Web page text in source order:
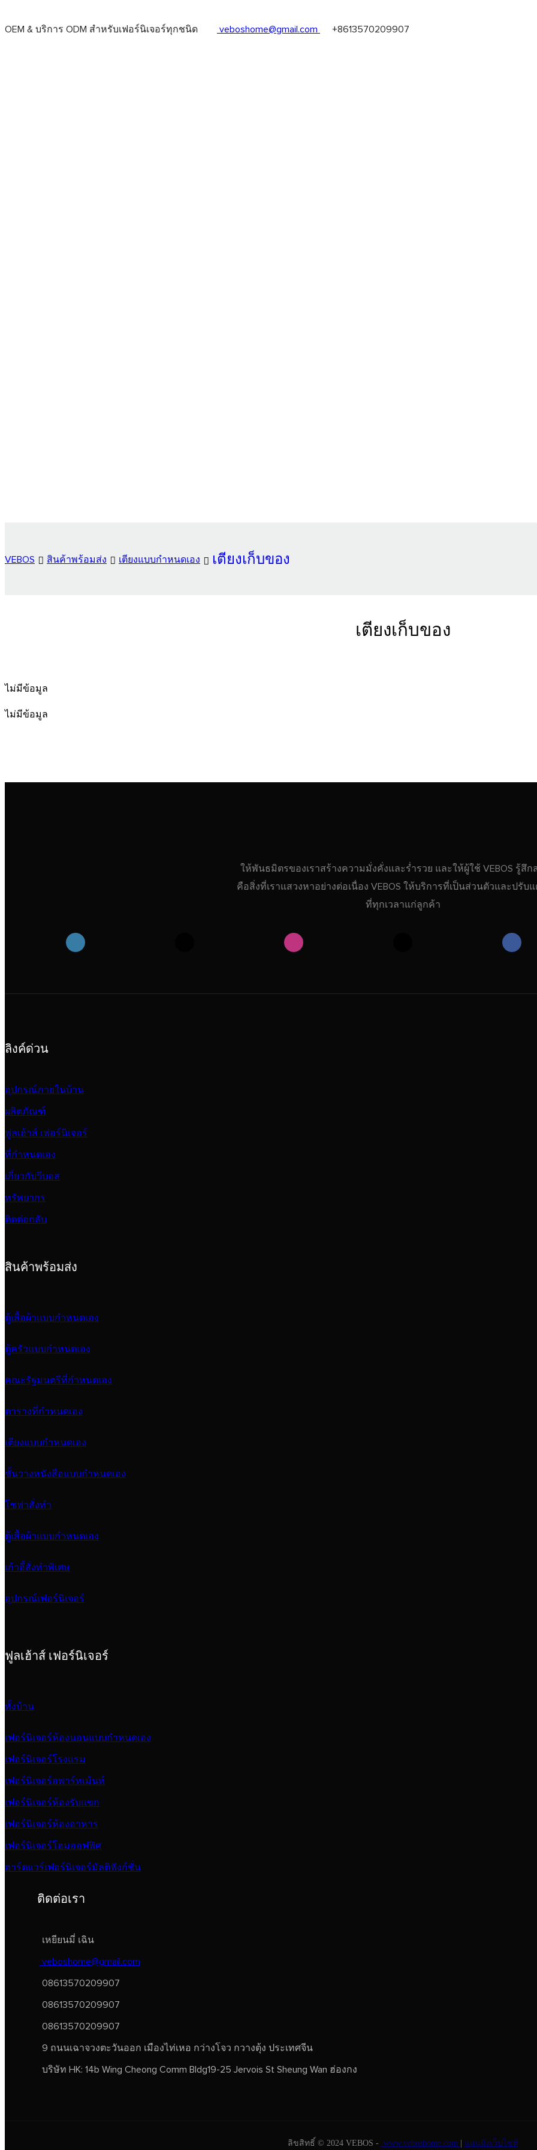
OEM & บริการ ODM สำหรับเฟอร์นิเจอร์ทุกชนิด veboshome@gmail.com +8613570209907
VEBOS สินค้าพร้อมส่ง เตียงแบบกำหนดเอง เตียงเก็บของ
เตียงเก็บของ
ไม่มีข้อมูล
ไม่มีข้อมูล
ให้พันธมิตรของเราสร้างความมั่งคั่งและร่ำรวย และให้ผู้ใช้ VEBOS รู้สึก
คือสิ่งที่เราแสวงหาอย่างต่อเนื่อง VEBOS ให้บริการที่เป็นส่วนตัวและปรับ
ที่ทุกเวลาแก่ลูกค้า
ลิงค์ด่วน
อุปกรณ์ภายในบ้าน
ผลิตภัณฑ์
ฟูลเฮ้าส์ เฟอร์นิเจอร์
ที่กำหนดเอง
เกี่ยวกับวีบอส
ทรัพยากร
ติดต่อกลับ
สินค้าพร้อมส่ง
ตู้เสื้อผ้าแบบกำหนดเอง
ตู้ครัวแบบกำหนดเอง
คณะรัฐมนตรีที่กำหนดเอง
ตารางที่กำหนดเอง
เตียงแบบกำหนดเอง
ชั้นวางหนังสือแบบกำหนดเอง
โซฟาสั่งทำ
ตู้เสื้อผ้าแบบกำหนดเอง
เก้าอี้สั่งทำพิเศษ
อุปกรณ์เฟอร์นิเจอร์
ฟูลเฮ้าส์ เฟอร์นิเจอร์
ทั้งบ้าน
เฟอร์นิเจอร์ห้องนอนแบบกำหนดเอง
เฟอร์นิเจอร์โรงแรม
เฟอร์นิเจอร์อพาร์ทเม้นท์
เฟอร์นิเจอร์ห้องรับแขก
เฟอร์นิเจอร์ห้องอาหาร
เฟอร์นิเจอร์โฮมออฟฟิศ
ฮาร์ดแวร์เฟอร์นิเจอร์มัลติฟังก์ชั่น
ติดต่อเรา
เหยียนมี่ เฉิน
veboshome@gmail.com
08613570209907
08613570209907
08613570209907
9 ถนนเฉาจวงตะวันออก เมืองไท่เหอ กว่างโจว กวางตุ้ง ประเทศจีน
บริษัท HK: 14b Wing Cheong Comm Bldg19-25 Jervois St Sheung Wan ฮ่องกง
ลิขสิทธิ์ © 2024 VEBOS - www.veboshome.com | แผนผังเว็บไซต์